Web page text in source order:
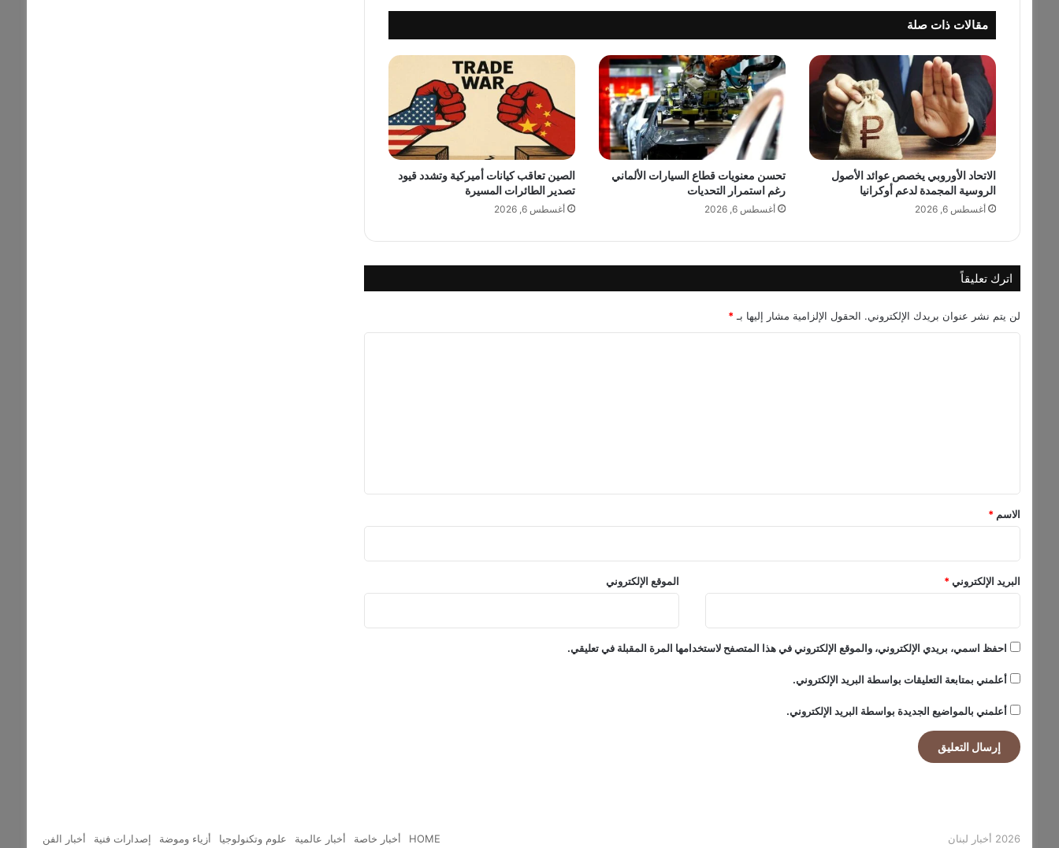
ء
ل
ف
ر
ي
د
ع
م
أ
ه
ل
ص
و
:
ة
ح
و
ى
ر
ب
ا
ن
خ
ف
ا
ض
إ
ن
ه
ن
مقالات ذات صلة
الاتحاد الأوروبي يخصص عوائد الأصول
الروسية المجمدة لدعم أوكرانيا
أغسطس 6, 2026
تحسن معنويات قطاع السيارات الألماني
رغم استمرار التحديات
أغسطس 6, 2026
الصين تعاقب كيانات أميركية وتشدد قيود
تصدير الطائرات المسيرة
أغسطس 6, 2026
اترك تعليقاً
لن يتم نشر عنوان بريدك الإلكتروني. الحقول الإلزامية مشار إليها بـ*
*
الاسم *
البريد الإلكتروني* الموقع الإلكتروني
احفظ اسمي، بريدي الإلكتروني، والموقع الإلكتروني في هذا المتصفح لاستخدامها المرة المقبلة في تعليقي.
أعلمني بمتابعة التعليقات بواسطة البريد الإلكتروني.
أعلمني بالمواضيع الجديدة بواسطة البريد الإلكتروني.
2026 أخبار لبنان HOME أخبار خاصة أخبار عالمية علوم وتكنولوجيا أزياء وموضة إصدارات فنية أخبار الفن